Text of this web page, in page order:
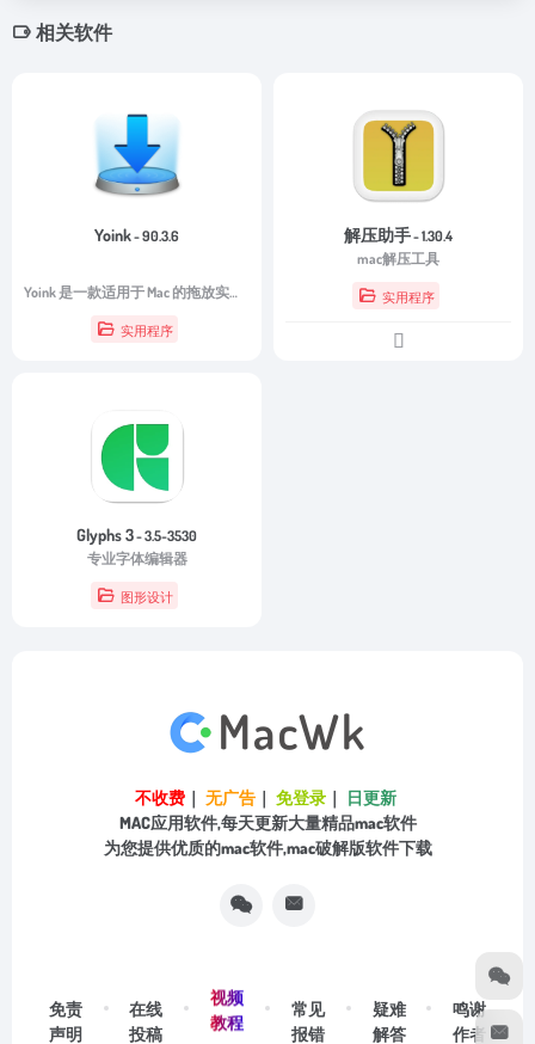
相关软件
Yoink- 90.3.6
Yoink 是一款适用于 Mac 的拖放实用程序，可以移动文件、应用程序以及基本上任何可以拖到目的地的东西。
实用程序
解压助手- 1.30.4
mac解压工具
实用程序
Glyphs 3- 3.5-3530
专业字体编辑器
图形设计
不收费 ｜ 无广告 ｜ 免登录 ｜
日更新
MAC应用软件,每天更新大量精品mac软件
为您提供优质的mac软件,mac破解版软件下载
免责
声明
在线
投稿
视频
教程
常见
报错
疑难
解答
鸣谢
作者